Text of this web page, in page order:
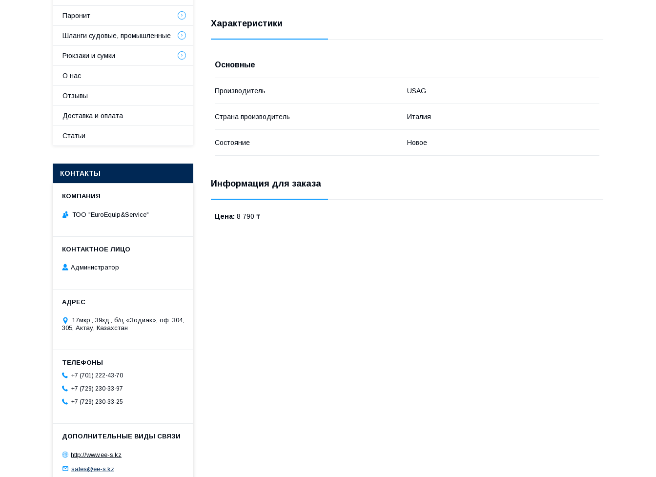
Характеристики
Основные
Производитель USAG
Страна производитель Италия
Состояние Новое
Информация для заказа
Цена: 8 790 ₸
Паронит
Шланги судовые, промышленные
Рюкзаки и сумки
О нас
Отзывы
Доставка и оплата
Статьи
КОНТАКТЫ
ТОО "ЕurоЕquip&Sеrviсе"
Администратор
17мкр., 39зд., б/ц «Зодиак», оф. 304,
305, Актау, Казахстан
+7 (701) 222-43-70
+7 (729) 230-33-97
+7 (729) 230-33-25
http://www.ee-s.kz
sales@ee-s.kz